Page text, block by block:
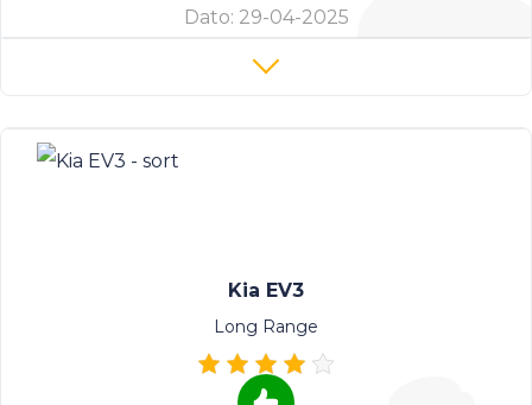
Dato: 29-04-2025
Kia EV3
Long Range